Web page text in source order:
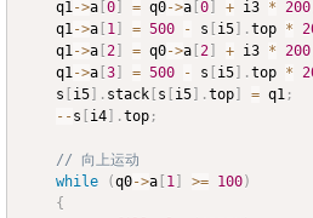
	q1
->a 0 = q0->a 0 + i3 * 200
	q1
->a 1 = 500 - s i5 .top *
	q1
->a 2 = q0->a 2 + i3 * 200
	q1
->a 3 = 500 - s i5 .top *
	s
i5 . stack s i5 .top = q1 ;
--s i4 .top ;
// 向上运动
while
(q0->a 1 >= 100)
{